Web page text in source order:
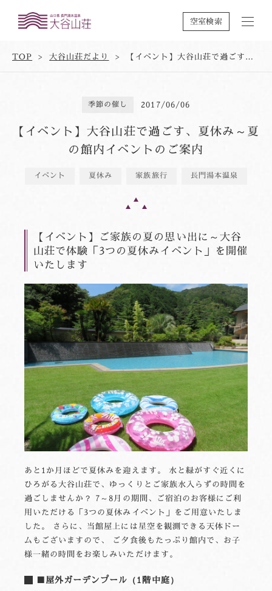
空室検索
TOP 大谷山荘だより 【イベント】大谷山荘で過ごす、夏休み～夏の館内イベントのご案内
季節の催し 2017/06/06
【イベント】大谷山荘で過ごす、夏休み～夏
の館内イベントのご案内
イベント 夏休み 家族旅行 長門湯本温泉
【イベント】ご家族の夏の思い出に～大谷
山荘で体験「3つの夏休みイベント」を開催
いたします
あと1か月ほどで夏休みを迎えます。 水と緑がすぐ近くに
ひろがる大谷山荘で、ゆっくりとご家族水入らずの時間を
過ごしませんか？ 7～8月の期間、ご宿泊のお客様にご利
用いただける「3つの夏休みイベント」をご用意いたしま
した。 さらに、当館屋上には星空を観測できる天体ドー
ムもございますので、 ご夕食後もたっぷり館内で、お子
様一緒の時間をお楽しみいただけます。
■屋外ガーデンプール（1階中庭）